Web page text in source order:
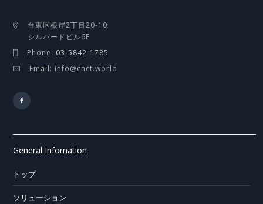
台東区根岸2丁目20-10
シルバードビル6F
Phone: 03-5842-1785
Email: info@cnct.world
General Infomation
トップ
ソリューション